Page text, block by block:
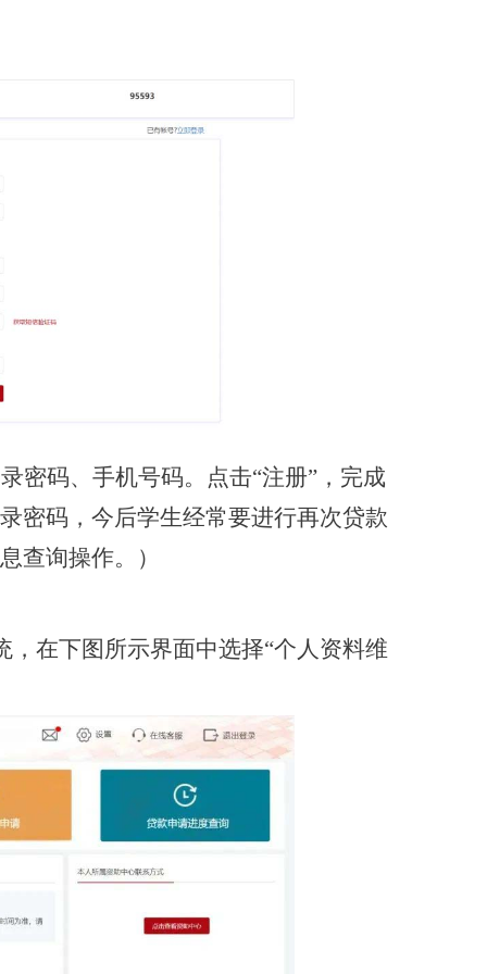
密码、手机号码。点击“注册”，完成
密码，今后学生经常要进行再次贷款
查询操作。）
在下图所示界面中选择“个人资料维